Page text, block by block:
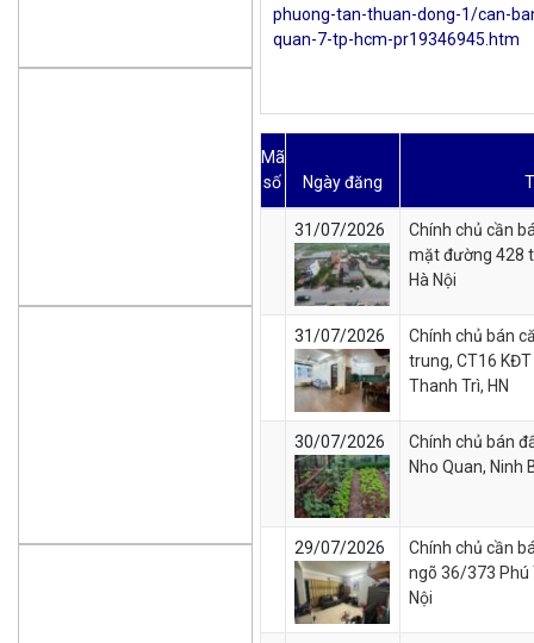
phuong-tan-thuan-dong-1/can-
quan-7-tp-hcm-pr19346945.htm
Mã
số
Ngày đăng
31/07/2026
Chính chủ cần
mặt đường 428
Hà Nội
31/07/2026
Chính chủ bán
trung, CT16 KĐT
Thanh Trì, HN
30/07/2026
Chính chủ bán
Nho Quan, Ninh
29/07/2026
Chính chủ cần
ngõ 36/373 Phú
Nội